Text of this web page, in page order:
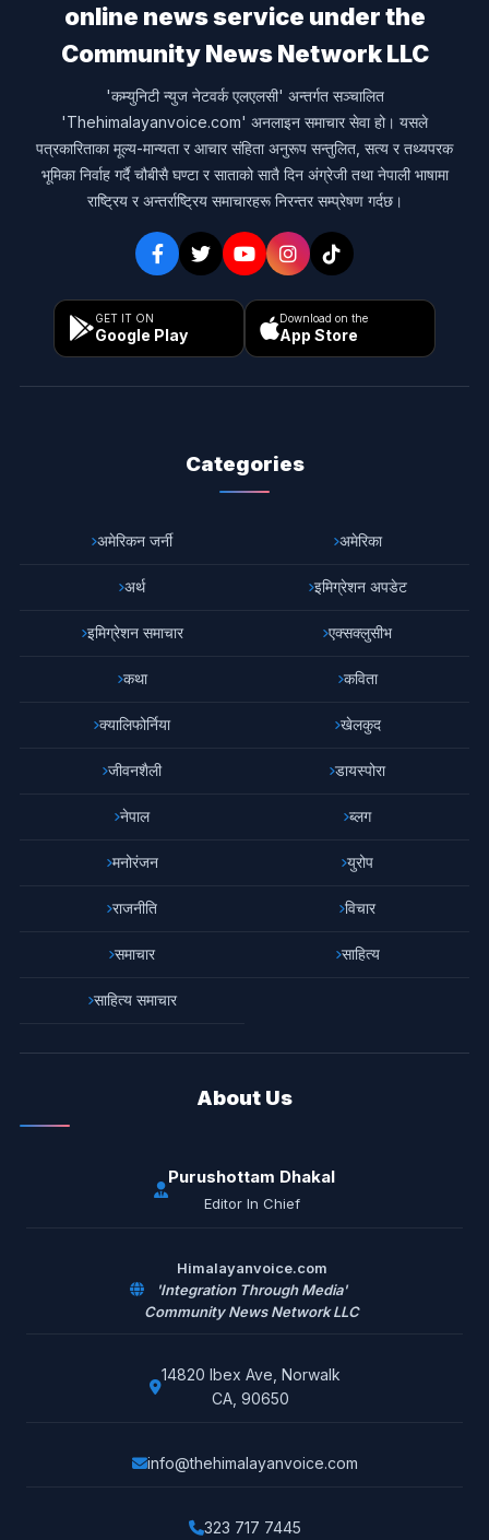
online news service under the
Community News Network LLC
'कम्युनिटी न्युज नेटवर्क एलएलसी' अन्तर्गत सञ्चालित
'Thehimalayanvoice.com' अनलाइन समाचार सेवा हो। यसले
पत्रकारिताका मूल्य-मान्यता र आचार संहिता अनुरूप सन्तुलित, सत्य र तथ्यपरक
भूमिका निर्वाह गर्दै चौबीसै घण्टा र साताको सातै दिन अंग्रेजी तथा नेपाली भाषामा
राष्ट्रिय र अन्तर्राष्ट्रिय समाचारहरू निरन्तर सम्प्रेषण गर्दछ।
GET IT ON
Google Play
Download on the
App Store
Categories
अमेरिकन जर्नी अमेरिका
अर्थ इमिग्रेशन अपडेट
इमिग्रेशन समाचार एक्सक्लुसीभ
कथा कविता
क्यालिफोर्निया खेलकुद
जीवनशैली डायस्पोरा
नेपाल ब्लग
मनोरंजन युरोप
राजनीति विचार
समाचार साहित्य
साहित्य समाचार
About Us
Purushottam Dhakal
Editor In Chief
Himalayanvoice.com
'Integration Through Media'
Community News Network LLC
14820 Ibex Ave, Norwalk
CA, 90650
info@thehimalayanvoice.com
323 717 7445